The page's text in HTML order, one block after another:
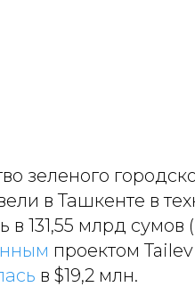
зеленого
в Ташкенте в
в 131,55 млрд
проектом
в $19,2 млн.